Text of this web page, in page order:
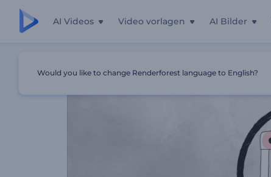
AI Videos Video vorlagen AI Bilder
Would you like to change Renderforest language to English?